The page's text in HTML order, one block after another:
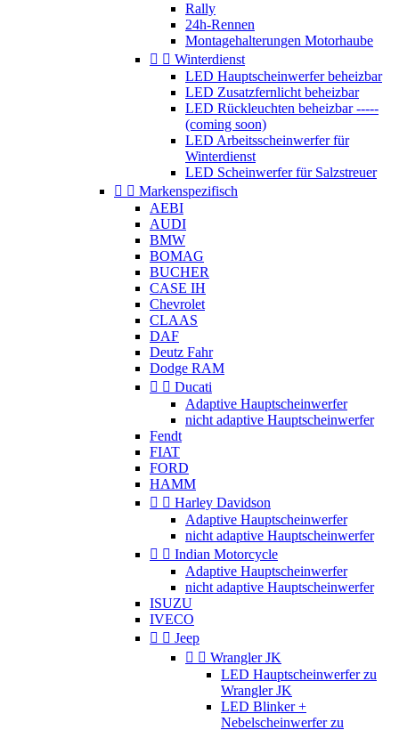
Rally
24h-Rennen
Montagehalterungen Motorhaube
  Winterdienst
LED Hauptscheinwerfer beheizbar
LED Zusatzfernlicht beheizbar
LED Rückleuchten beheizbar -----
(coming soon)
LED Arbeitsscheinwerfer für
Winterdienst
LED Scheinwerfer für Salzstreuer
  Markenspezifisch
AEBI
AUDI
BMW
BOMAG
BUCHER
CASE IH
Chevrolet
CLAAS
DAF
Deutz Fahr
Dodge RAM
  Ducati
Adaptive Hauptscheinwerfer
nicht adaptive Hauptscheinwerfer
Fendt
FIAT
FORD
HAMM
  Harley Davidson
Adaptive Hauptscheinwerfer
nicht adaptive Hauptscheinwerfer
  Indian Motorcycle
Adaptive Hauptscheinwerfer
nicht adaptive Hauptscheinwerfer
ISUZU
IVECO
  Jeep
  Wrangler JK
LED Hauptscheinwerfer zu
Wrangler JK
LED Blinker +
Nebelscheinwerfer zu